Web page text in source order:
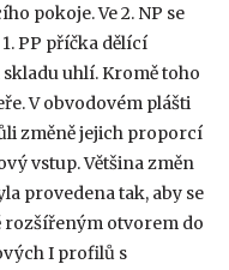
pokoje. Ve 2. NP se
PP příčka dělící
uhlí. Kromě toho
V obvodovém plášti
změně jejich proporcí
vstup. Většina změn
provedena tak, aby se
rozšířeným otvorem do
I profilů s